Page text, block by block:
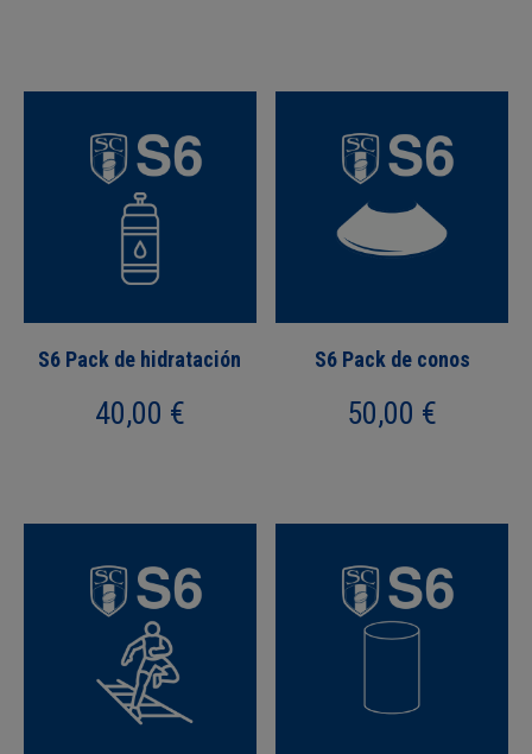
S6 Pack de hidratación
40,00 €
S6 Pack de conos
50,00 €